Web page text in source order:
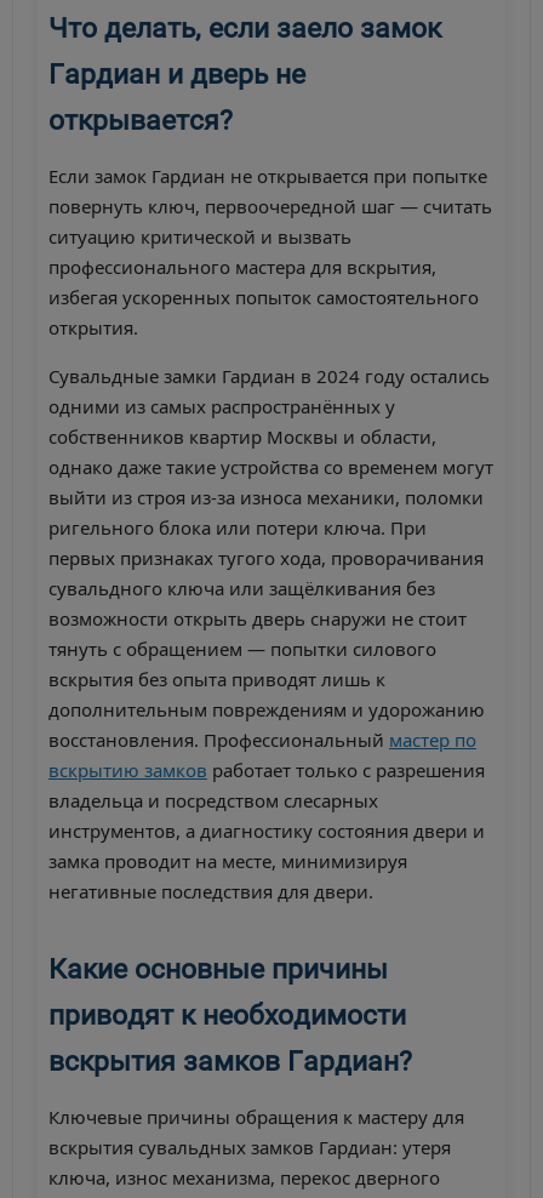
Что делать, если заело замок
Гардиан и дверь не
открывается?
Если замок Гардиан не открывается при попытке
повернуть ключ, первоочередной шаг — считать
ситуацию критической и вызвать
профессионального мастера для вскрытия,
избегая ускоренных попыток самостоятельного
открытия.
Сувальдные замки Гардиан в 2024 году остались
одними из самых распространённых у
собственников квартир Москвы и области,
однако даже такие устройства со временем могут
выйти из строя из-за износа механики, поломки
ригельного блока или потери ключа. При
первых признаках тугого хода, проворачивания
сувальдного ключа или защёлкивания без
возможности открыть дверь снаружи не стоит
тянуть с обращением — попытки силового
вскрытия без опыта приводят лишь к
дополнительным повреждениям и удорожанию
восстановления. Профессиональный мастер по
вскрытию замков работает только с разрешения
владельца и посредством слесарных
инструментов, а диагностику состояния двери и
замка проводит на месте, минимизируя
негативные последствия для двери.
Какие основные причины
приводят к необходимости
вскрытия замков Гардиан?
Ключевые причины обращения к мастеру для
вскрытия сувальдных замков Гардиан: утеря
ключа, износ механизма, перекос дверного